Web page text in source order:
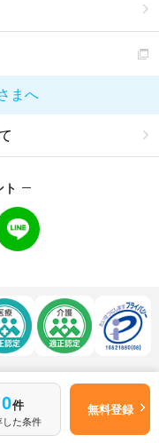
0件
した条件
無料登録
まへ
ト
│マイナビ保育士
プ│お問い合わせ